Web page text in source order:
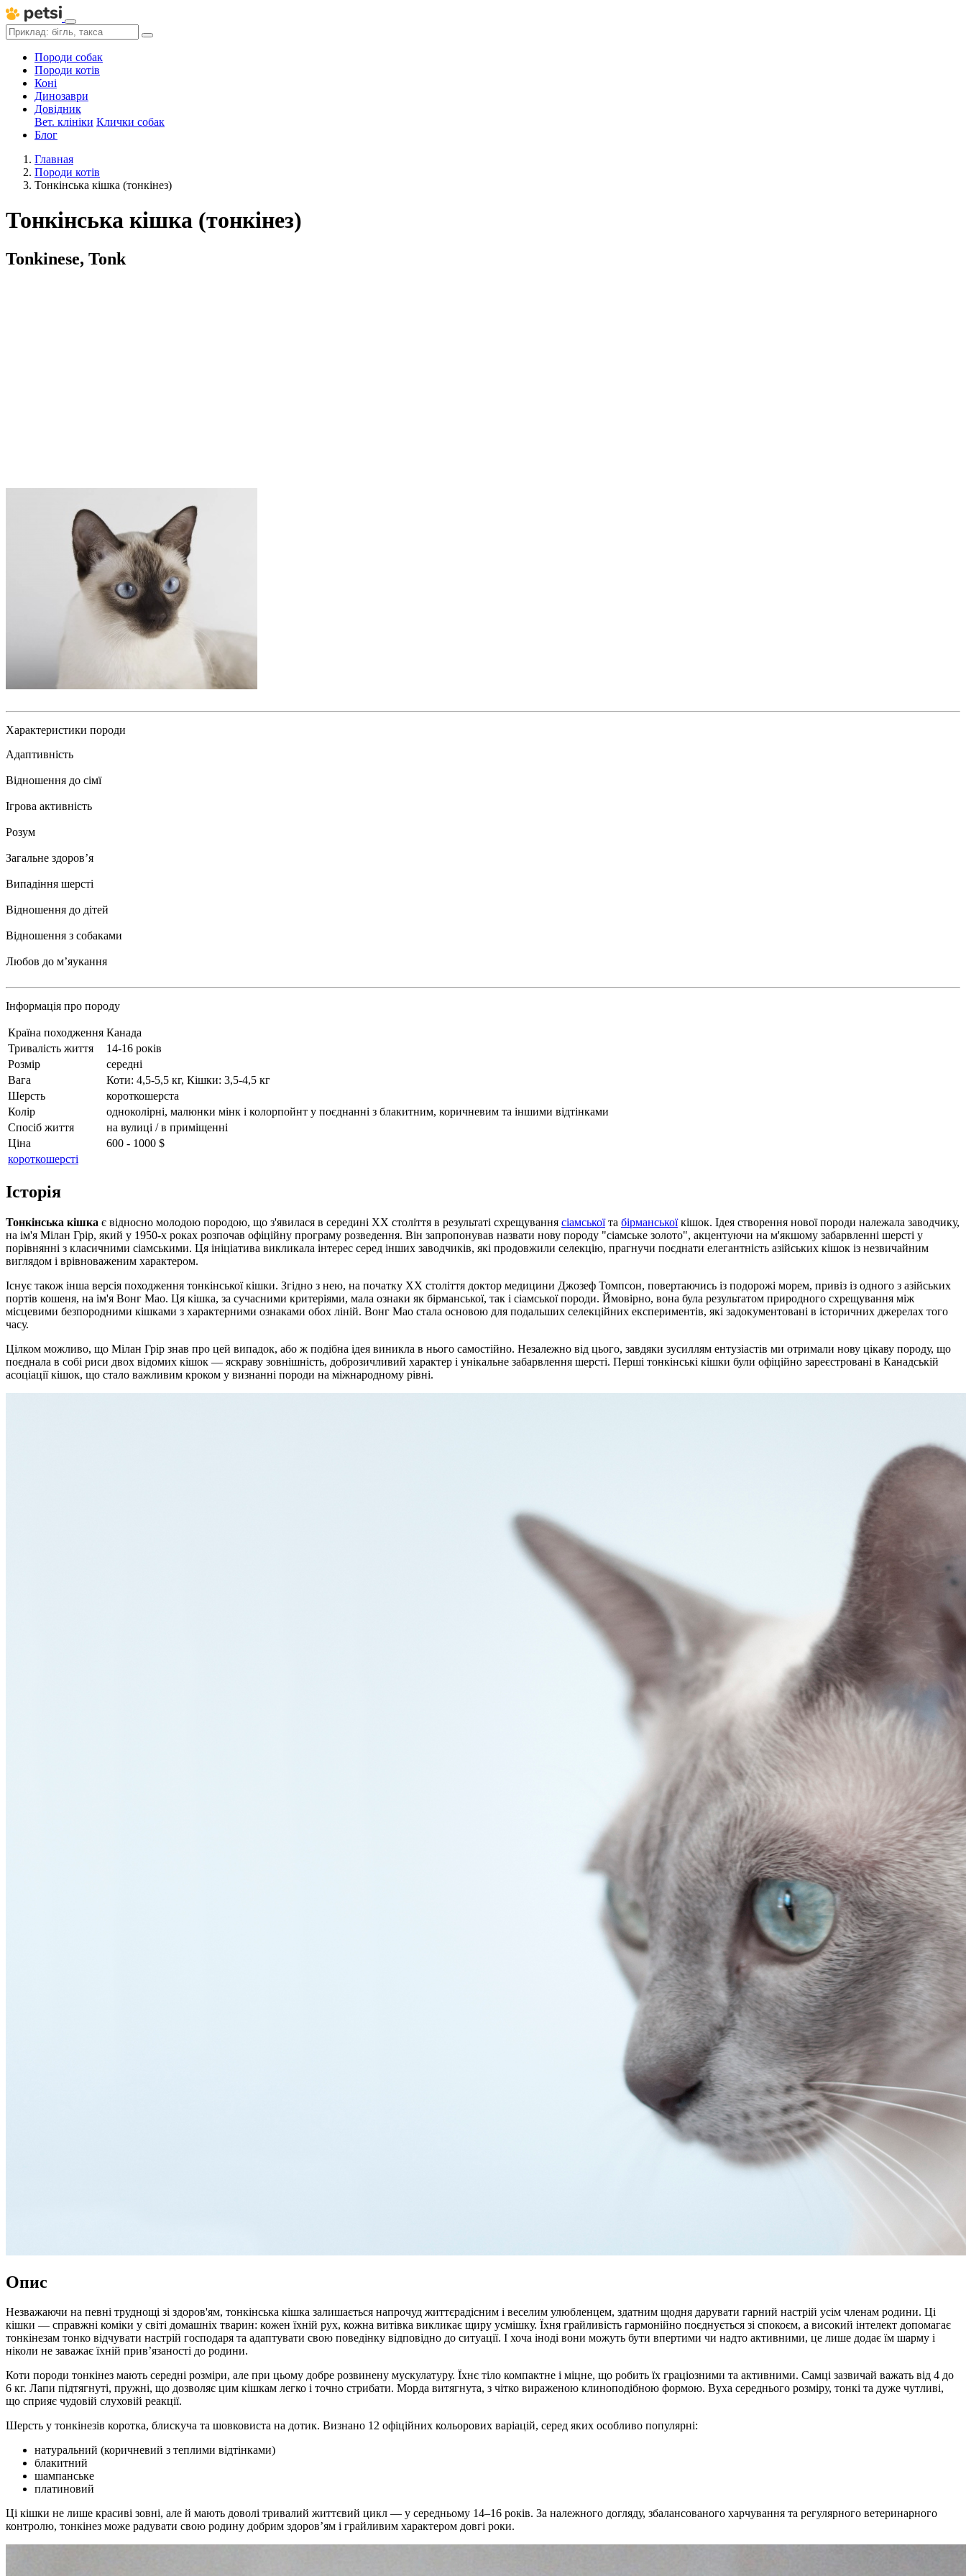
Породи собак
Породи котів
Коні
Динозаври
Довідник
Вет. клініки Клички собак
Блог
Главная
Породи котів
Тонкінська кішка (тонкінез)
Тонкінська кішка (тонкінез)
Tonkinese, Tonk
Характеристики породи
Адаптивність
Відношення до сімї
Ігрова активність
Розум
Загальне здоровʼя
Випадіння шерсті
Відношення до дітей
Відношення з собаками
Любов до мʼяукання
Інформація про породу
Країна походження Канада
Тривалість життя
14-16 років
Розмір
середні
Вага
Коти: 4,5-5,5 кг, Кішки: 3,5-4,5 кг
Шерсть
короткошерста
Колір
одноколірні, малюнки мінк і колорпойнт у поєднанні з блакитним, коричневим та іншими відтінками
Спосіб життя
на вулиці / в приміщенні
Ціна
600 - 1000 $
короткошерсті
Історія
Тонкінська кішка є відносно молодою породою, що з'явилася в середині XX століття в результаті схрещування сіамськоїта бірманськоїкішок. Ідея створення нової породи належала заводчику,
на ім'я Мілан Грір, який у 1950-х роках розпочав офіційну програму розведення. Він запропонував назвати нову породу "сіамське золото", акцентуючи на м'якшому забарвленні шерсті у
порівнянні з класичними сіамськими. Ця ініціатива викликала інтерес серед інших заводчиків, які продовжили селекцію, прагнучи поєднати елегантність азійських кішок із незвичайним
виглядом і врівноваженим характером.
Існує також інша версія походження тонкінської кішки. Згідно з нею, на початку XX століття доктор медицини Джозеф Томпсон, повертаючись із подорожі морем, привіз із одного з азійських
портів кошеня, на ім'я Вонг Мао. Ця кішка, за сучасними критеріями, мала ознаки як бірманської, так і сіамської породи. Ймовірно, вона була результатом природного схрещування між
місцевими безпородними кішками з характерними ознаками обох ліній. Вонг Мао стала основою для подальших селекційних експериментів, які задокументовані в історичних джерелах того
часу.
Цілком можливо, що Мілан Грір знав про цей випадок, або ж подібна ідея виникла в нього самостійно. Незалежно від цього, завдяки зусиллям ентузіастів ми отримали нову цікаву породу, що
поєднала в собі риси двох відомих кішок — яскраву зовнішність, доброзичливий характер і унікальне забарвлення шерсті. Перші тонкінські кішки були офіційно зареєстровані в Канадській
асоціації кішок, що стало важливим кроком у визнанні породи на міжнародному рівні.
Опис
Незважаючи на певні труднощі зі здоров'ям, тонкінська кішка залишається напрочуд життєрадісним і веселим улюбленцем, здатним щодня дарувати гарний настрій усім членам родини. Ці
кішки — справжні коміки у світі домашніх тварин: кожен їхній рух, кожна витівка викликає щиру усмішку. Їхня грайливість гармонійно поєднується зі спокоєм, а високий інтелект допомагає
тонкінезам тонко відчувати настрій господаря та адаптувати свою поведінку відповідно до ситуації. І хоча іноді вони можуть бути впертими чи надто активними, це лише додає їм шарму і
ніколи не заважає їхній прив’язаності до родини.
Коти породи тонкінез мають середні розміри, але при цьому добре розвинену мускулатуру. Їхнє тіло компактне і міцне, що робить їх граціозними та активними. Самці зазвичай важать від 4 до
6 кг. Лапи підтягнуті, пружні, що дозволяє цим кішкам легко і точно стрибати. Морда витягнута, з чітко вираженою клиноподібною формою. Вуха середнього розміру, тонкі та дуже чутливі,
що сприяє чудовій слуховій реакції.
Шерсть у тонкінезів коротка, блискуча та шовковиста на дотик. Визнано 12 офіційних кольорових варіацій, серед яких особливо популярні:
натуральний (коричневий з теплими відтінками)
блакитний
шампанське
платиновий
Ці кішки не лише красиві зовні, але й мають доволі тривалий життєвий цикл — у середньому 14–16 років. За належного догляду, збалансованого харчування та регулярного ветеринарного
контролю, тонкінез може радувати свою родину добрим здоров’ям і грайливим характером довгі роки.